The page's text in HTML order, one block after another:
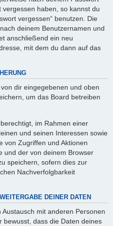
haben, so kannst du
vergessen“ benutzen. Die
deinem Benutzernamen und
anschließend ein neu
mit dem du dann auf das
dir eingegebenen und oben
um das Board betreiben
im Rahmen einer
und seinen Interessen sowie
von Zugriffen und Aktionen
und der von deinem Browser
speichern, sofern dies zur
Nachverfolgbarkeit
DEINER DATEN
mit anderen Personen
bewusst, dass die Daten deines